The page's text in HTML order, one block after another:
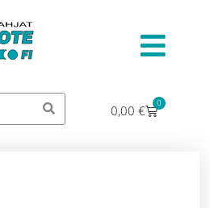
0,00 € 0